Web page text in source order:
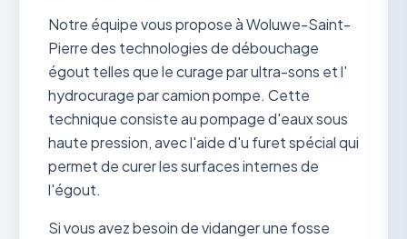
Notre équipe vous propose à Woluwe-Saint-
Pierre des technologies de débouchage
égout telles que le curage par ultra-sons et l'
hydrocurage par camion pompe. Cette
technique consiste au pompage d'eaux sous
haute pression, avec l'aide d'u furet spécial qui
permet de curer les surfaces internes de
l'égout.
Si vous avez besoin de vidanger une fosse